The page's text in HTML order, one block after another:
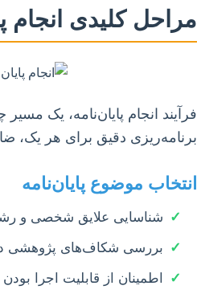
مراحل کلیدی انجام
فرآیند انجام پایان‌نامه، یک
برنامه‌ریزی دقیق برای هر یک،
انتخاب موضوع پایان‌نامه
✓ شناسایی علایق شخصی و
✓ بررسی شکاف‌های پژوهشی
✓
اطمینان از قابلیت اجرا